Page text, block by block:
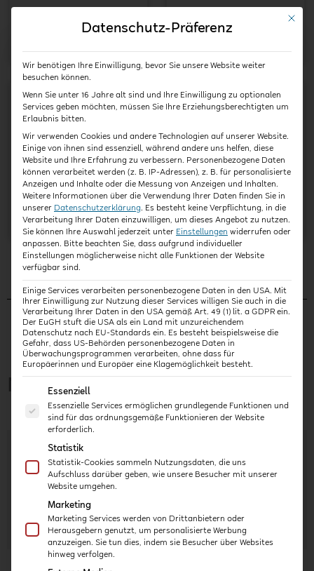
Beobachtung &
Dokumentation
Zusammenarbeit
mit Familien
Beruf
pädagogische
Fachkraft
Zusammenarbeit im
Team
Neueste Artikel
Selbstreflexion und Biografiearbeit
Verständnis für die eigene Perspektive Die biografische
Selbstreflexion ist ein wichtiger Aspekt der pädagogischen
Arbeit, denn die tägliche Arbeit mit den Kindern,
Bezugspersonen und Kolleg:innen
Weiterlesen »
Mit
Datenschutz-Präferenz
Wir benötigen Ihre Einwilligung, bevor Sie unsere Website weiter
besuchen können.
Wenn Sie unter 16 Jahre alt sind und Ihre Einwilligung zu optionalen
Services geben möchten, müssen Sie Ihre Erziehungsberechtigten um
Erlaubnis bitten.
Wir verwenden Cookies und andere Technologien auf unserer Website.
Einige von ihnen sind essenziell, während andere uns helfen, diese
Website und Ihre Erfahrung zu verbessern. Personenbezogene Daten
können verarbeitet werden (z. B. IP-Adressen), z. B. für personalisierte
Anzeigen und Inhalte oder die Messung von Anzeigen und Inhalten.
Weitere Informationen über die Verwendung Ihrer Daten finden Sie in
unserer Datenschutzerklärung. Es besteht keine Verpflichtung, in die
Verarbeitung Ihrer Daten einzuwilligen, um dieses Angebot zu nutzen.
Sie können Ihre Auswahl jederzeit unter Einstellungen widerrufen oder
anpassen. Bitte beachten Sie, dass aufgrund individueller
Einstellungen möglicherweise nicht alle Funktionen der Website
verfügbar sind.
Einige Services verarbeiten personenbezogene Daten in den USA. Mit
Ihrer Einwilligung zur Nutzung dieser Services willigen Sie auch in die
Verarbeitung Ihrer Daten in den USA gemäß Art. 49 (1) lit. a GDPR ein.
Der EuGH stuft die USA als ein Land mit unzureichendem
Datenschutz nach EU-Standards ein. Es besteht beispielsweise die
Gefahr, dass US-Behörden personenbezogene Daten in
Überwachungsprogrammen verarbeiten, ohne dass für
Europäerinnen und Europäer eine Klagemöglichkeit besteht.
Es folgt eine Liste der Service-Gruppen, für die eine
Essenziell
Essenzielle Services ermöglichen grundlegende Funktionen und
sind für das ordnungsgemäße Funktionieren der Website
erforderlich.
Statistik
Statistik-Cookies sammeln Nutzungsdaten, die uns
Aufschluss darüber geben, wie unsere Besucher mit unserer
Website umgehen.
Marketing
Marketing Services werden von Drittanbietern oder
Herausgebern genutzt, um personalisierte Werbung
anzuzeigen. Sie tun dies, indem sie Besucher über Websites
hinweg verfolgen.